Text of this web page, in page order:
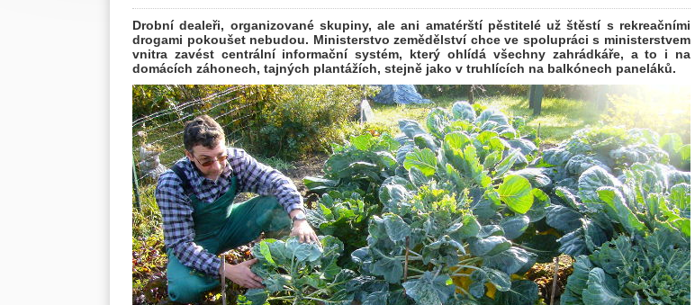
Drobní dealeři, organizované skupiny, ale ani amatérští pěstitelé už štěstí s rekreačními
drogami pokoušet nebudou. Ministerstvo zemědělství chce ve spolupráci s ministerstvem
vnitra zavést centrální informační systém, který ohlídá všechny zahrádkáře, a to i na
domácích záhonech, tajných plantážích, stejně jako v truhlících na balkónech paneláků.